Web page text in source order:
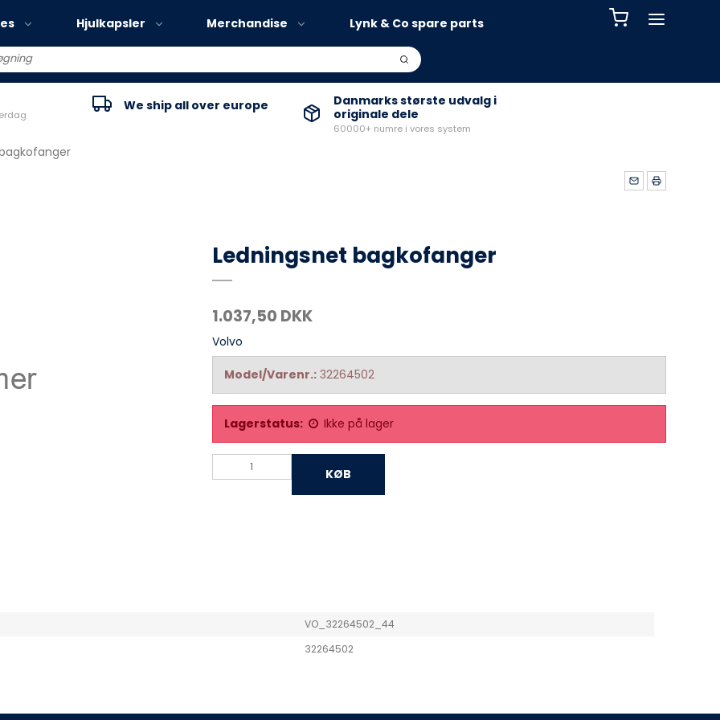
Volvo EX30
Volvo EC40
Hjulkapsler Merchandise Lynk & Co spare parts
We ship all over europe
Danmarks største udvalg i
originale dele
60000+ numre i vores system
Ledningsnet bagkofanger
1.037,50 DKK
Volvo
Model/Varenr.: 32264502
Lagerstatus: Ikke på lager
KØB
VO_32264502_44
32264502